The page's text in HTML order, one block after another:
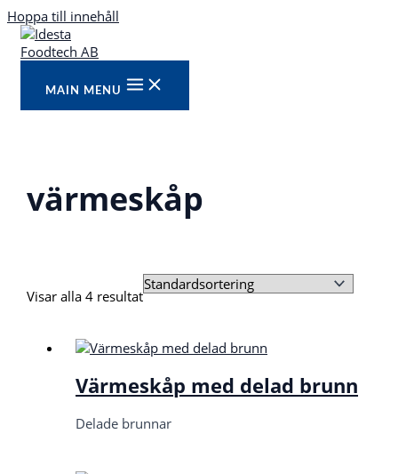
Hoppa till innehåll
MAIN MENU
värmeskåp
Visar alla 4 resultat
Värmeskåp med delad brunn
Delade brunnar